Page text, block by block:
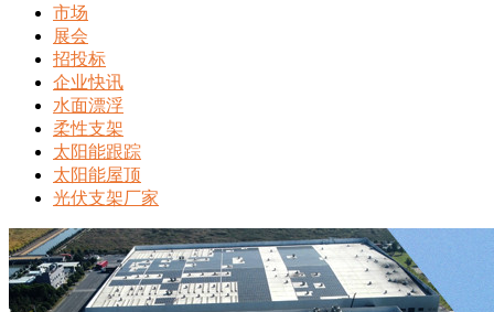
市场
展会
招投标
企业快讯
水面漂浮
柔性支架
太阳能跟踪
太阳能屋顶
光伏支架厂家